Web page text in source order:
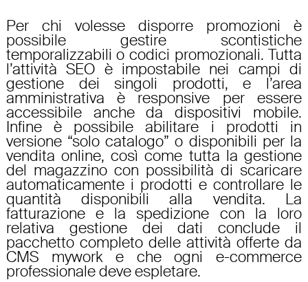
Per chi volesse disporre promozioni è
possibile gestire scontistiche
temporalizzabili o codici promozionali. Tutta
l’attività SEO è impostabile nei campi di
gestione dei singoli prodotti, e l’area
amministrativa è responsive per essere
accessibile anche da dispositivi mobile.
Infine è possibile abilitare i prodotti in
versione “solo catalogo” o disponibili per la
vendita online, così come tutta la gestione
del magazzino con possibilità di scaricare
automaticamente i prodotti e controllare le
quantità disponibili alla vendita. La
fatturazione e la spedizione con la loro
relativa gestione dei dati conclude il
pacchetto completo delle attività offerte da
CMS mywork e che ogni e-commerce
professionale deve espletare.